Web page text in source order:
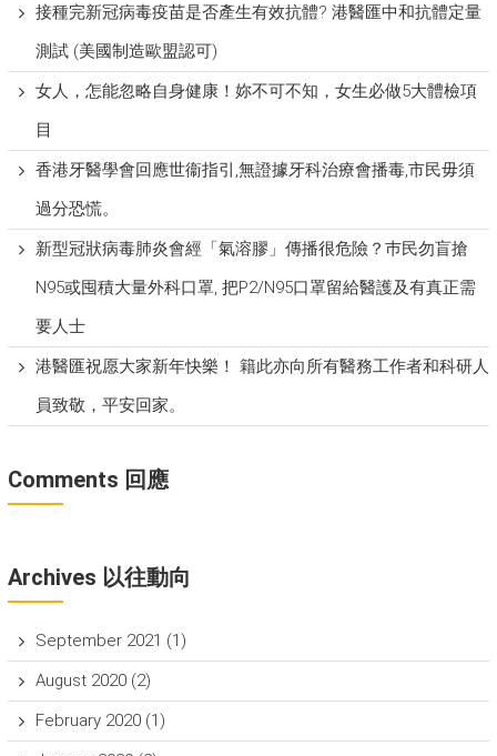
接種完新冠病毒疫苗是否產生有效抗體? 港醫匯中和抗體定量
測試 (美國制造歐盟認可)
女人，怎能忽略自身健康！妳不可不知，女生必做5大體檢項
目
香港牙醫學會回應世衞指引,無證據牙科治療會播毒,市民毋須
過分恐慌。
新型冠狀病毒肺炎會經「氣溶膠」傳播很危險？巿民勿盲搶
N95或囤積大量外科口罩, 把P​2/N95口罩留給醫護及有真正需
要人士
港醫匯祝愿大家新年快樂！ 籍此亦向所有醫務工作者和科研人
員致敬，平安回家。
Comments 回應
Archives 以往動向
September 2021 (1)
August 2020(2)
February 2020(1)